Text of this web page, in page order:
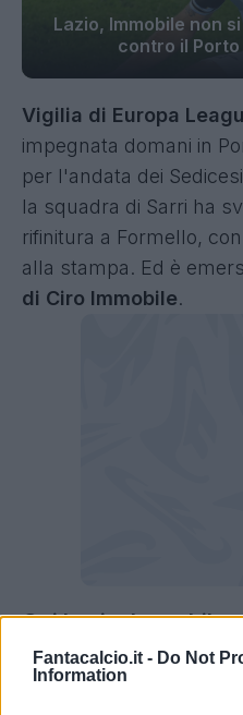
Fantacalcio.it - Do Not
Information
Lazio, Immobile non
contro il Porto
Vigilia di Europa
impegnata domani in
per l'andata dei
la squadra di Sarri ha
rifinitura a Formello,
alla stampa. Ed è
di Ciro Immobile.
Qui Lazio, Immobile
preoccupa